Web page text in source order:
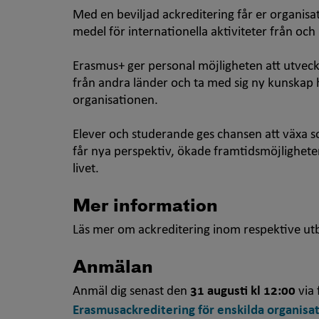
Med en beviljad ackreditering får er
medel för internationella aktiviteter från och
Erasmus+ ger personal möjligheten att
från andra länder och ta med sig ny kunskap
organisationen.
Elever och studerande ges chansen att växa
får nya perspektiv, ökade
livet.
Mer information
Läs mer om ackreditering inom respektive
Anmälan
Anmäl dig senast den 31 augusti kl 12:00 via
Erasmusackreditering för enskilda